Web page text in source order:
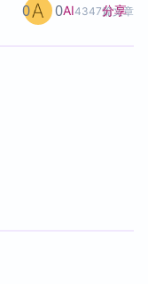
AI4347篇文章
0 0 分享